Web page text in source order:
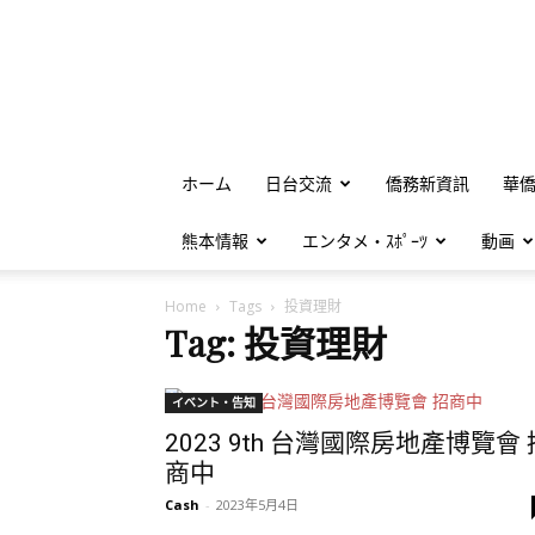
ホーム 日台交流 僑務新資訊 華僑
熊本情報 エンタメ・ｽﾎﾟｰﾂ 動画
Home Tags 投資理財
Tag: 投資理財
イベント・告知
2023 9th 台灣國際房地產博覽會
商中
Cash - 2023年5月4日